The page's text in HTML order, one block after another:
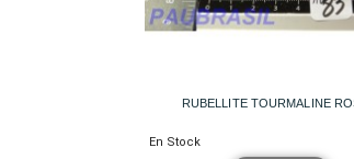
RUBELLITE TOURMALINE
En Stock